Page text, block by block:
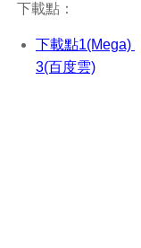
下載點：
下載點1(Mega)
3(百度雲)